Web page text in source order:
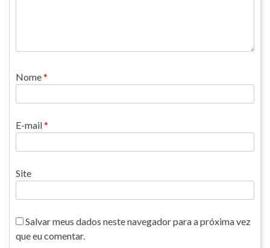
Nome*
E-mail*
Site
Salvar meus dados neste navegador para a próxima vez
que eu comentar.